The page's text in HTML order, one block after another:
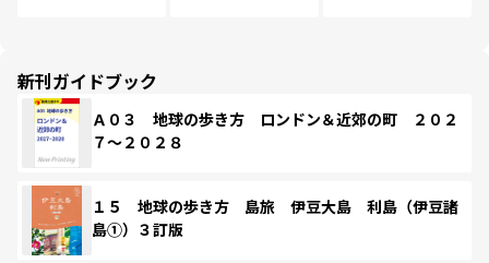
新刊ガイドブック
Ａ０３ 地球の歩き方 ロンドン＆近郊の町 ２０２
７～２０２８
１５ 地球の歩き方 島旅 伊豆大島 利島（伊豆諸
島①）３訂版